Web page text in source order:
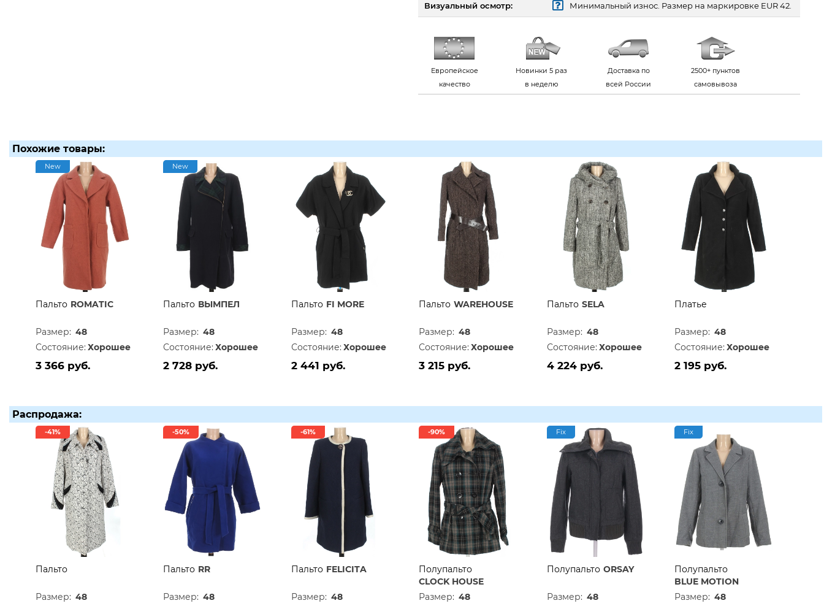
Визуальный осмотр: Минимальный износ. Размер на маркировке EUR 42.
Европейское
качество
Новинки 5 раз
в неделю
Доставка по
всей России
2500+ пунктов
самовывоза
Похожие товары:
New
Пальто ROMATIC
Размер: 48
Состояние: Хорошее
3 366 руб.
New
Пальто ВЫМПЕЛ
Размер: 48
Состояние: Хорошее
2 728 руб.
Пальто FI MORE
Размер: 48
Состояние: Хорошее
2 441 руб.
Пальто WAREHOUSE
Размер: 48
Состояние: Хорошее
3 215 руб.
Пальто SELA
Размер: 48
Состояние: Хорошее
4 224 руб.
Платье
Размер: 48
Состояние: Хорошее
2 195 руб.
Распродажа:
-41%
Пальто
Размер: 48
-50%
Пальто RR
Размер: 48
-61%
Пальто FELICITA
Размер: 48
-90%
Полупальто
CLOCK HOUSE
Размер: 48
Fix
Полупальто ORSAY
Размер: 48
Fix
Полупальто
BLUE MOTION
Размер: 48